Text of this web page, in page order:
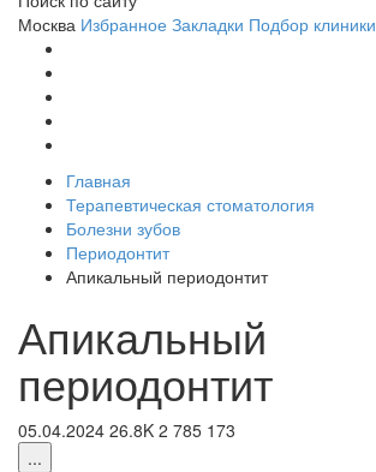
Москва Избранное Закладки Подбор клиники
Главная
Терапевтическая стоматология
Болезни зубов
Периодонтит
Апикальный периодонтит
Апикальный
периодонтит
05.04.2024 26.8K 2 785 173
...